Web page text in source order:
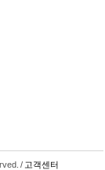
/ 고객센터